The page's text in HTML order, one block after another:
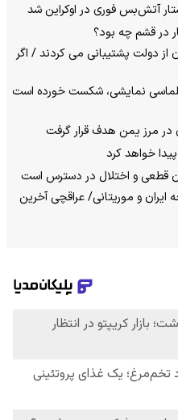
آتش‌بس فوری در اوکراین شد
در قشم چه بود؟
از دولت پشتیبانی می کردند / اگر
نمایشی، شکست خورده است
در مرز یمن هدف قرار گرفت
خواهد کرد
قطعی و اختلال در دسترس است
ایران و موریتانی/ عراقچی آخرین